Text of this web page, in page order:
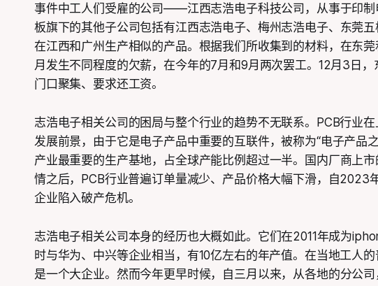
事件中工人们受雇的公司——江西志浩电子科技公司，从事于印制
板旗下的其他子公司包括有江西志浩电子、梅州志浩电子、东莞
在江西和广州生产相似的产品。根据我们所收集到的材料，在东
月发生不同程度的欠薪，在今年的7月和9月两次罢工。12月3日
门口聚集、要求还工资。
志浩电子相关公司的困局与整个行业的趋势不无联系。PCB行业
发展前景，由于它是电子产品中重要的互联件，被称为“电子产品
产业最重要的生产基地，占全球产能比例超过一半。国内厂商上
情之后，PCB行业普遍订单量减少、产品价格大幅下滑，自2023
企业陷入破产危机。
志浩电子相关公司本身的经历也大概如此。它们在2011年成为
时与华为、中兴等企业相当，有10亿左右的年产值。在当地工人
是一个大企业。然而今年更早时候，自三月以来，从各地的分公